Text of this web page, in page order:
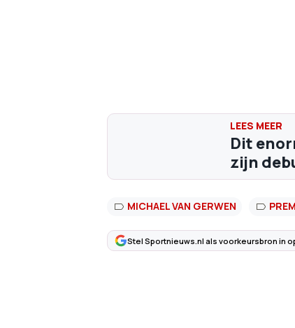
Dit
zijn
MICHAEL VAN GERWEN
Stel Sportnieuws.nl als voorkeursbron in